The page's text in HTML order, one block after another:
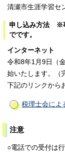
清瀬市生涯学習セ
申し込み方法 ※
でです。
インターネット
令和8年1月9日（
始いたします。（
下記のリンクから
税理士会によ
注意
○電話での受付は